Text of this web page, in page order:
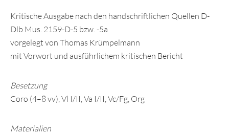
Kritische Ausgabe nach den handschriftlichen Quellen D-
Dlb Mus. 2159-D-5 bzw. -5a
vorgelegt von Thomas Krümpelmann
mit Vorwort und ausführlichem kritischen Bericht
Besetzung
Coro (4–8 vv), Vl I/II, Va I/II, Vc/Fg, Org
Materialien